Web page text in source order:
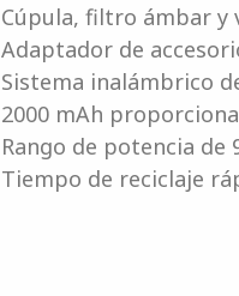
Cúpula, filtro ámbar y
Adaptador de
Sistema inalámbrico
2000 mAh
Rango de potencia de
Tiempo de reciclaje